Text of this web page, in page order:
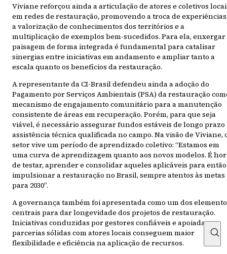
Viviane reforçou ainda a articulação de atores e coletivos
em redes de restauração, promovendo a troca de
a valorização de conhecimentos dos territórios e a
multiplicação de exemplos bem-sucedidos. Para ela, enxergar
paisagem de forma integrada é fundamental para catalisar
sinergias entre iniciativas em andamento e ampliar tanto a
escala quanto os benefícios da restauração.
A representante da CI-Brasil defendeu ainda a adoção do
Pagamento por Serviços Ambientais (PSA) da restauração
mecanismo de engajamento comunitário para a manutenção
consistente de áreas em recuperação. Porém, para que seja
viável, é necessário assegurar fundos estáveis de longo prazo
assistência técnica qualificada no campo. Na visão de Viviane,
setor vive um período de aprendizado coletivo: “Estamos em
uma curva de aprendizagem quanto aos novos modelos. É
de testar, aprender e consolidar aqueles aplicáveis para então
impulsionar a restauração no Brasil, sempre atentos às metas
para 2030”.
A governança também foi apresentada como um dos
centrais para dar longevidade dos projetos de restauração.
Iniciativas conduzidas por gestores confiáveis e apoiadas em
parcerias sólidas com atores locais conseguem maior
flexibilidade e eficiência na aplicação de recursos.